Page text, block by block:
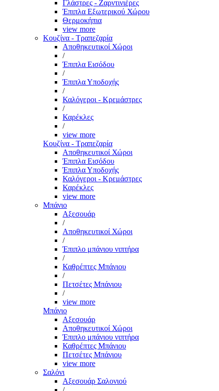
Γλάστρες - Ζαρντινιέρες
Έπιπλα Εξωτερικού Χώρου
Θερμοκήπια
view more
Κουζίνα - Τραπεζαρία
Αποθηκευτικοί Χώροι
/
Έπιπλα Εισόδου
/
Έπιπλα Υποδοχής
/
Καλόγεροι - Κρεμάστρες
/
Καρέκλες
/
view more
Κουζίνα - Τραπεζαρία
Αποθηκευτικοί Χώροι
Έπιπλα Εισόδου
Έπιπλα Υποδοχής
Καλόγεροι - Κρεμάστρες
Καρέκλες
view more
Μπάνιο
Αξεσουάρ
/
Αποθηκευτικοί Χώροι
/
Έπιπλο μπάνιου νιπτήρα
/
Καθρέπτες Μπάνιου
/
Πετσέτες Μπάνιου
/
view more
Μπάνιο
Αξεσουάρ
Αποθηκευτικοί Χώροι
Έπιπλο μπάνιου νιπτήρα
Καθρέπτες Μπάνιου
Πετσέτες Μπάνιου
view more
Σαλόνι
Αξεσουάρ Σαλονιού